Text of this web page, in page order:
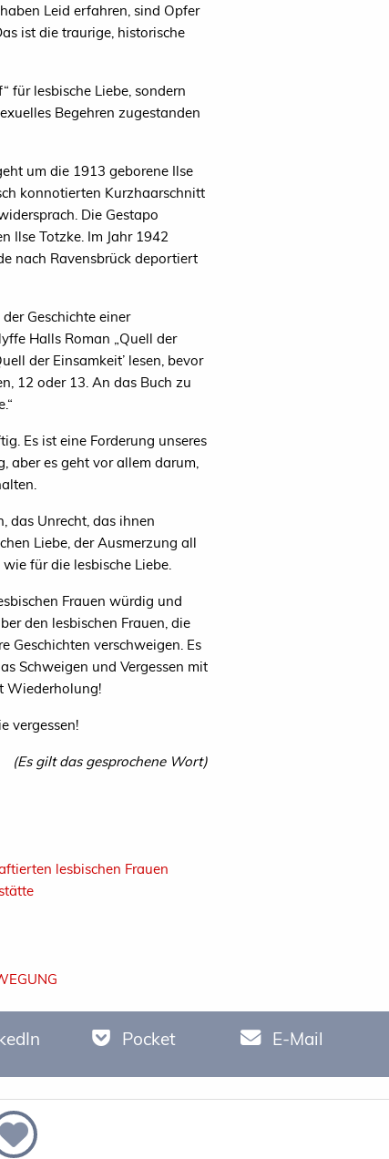
Leid erfahren, sind Opfer
ist die traurige, historische
für lesbische Liebe, sondern
Begehren zugestanden
um die 1913 geborene Ilse
konnotierten Kurzhaarschnitt
Die Gestapo
Ilse Totzke. Im Jahr 1942
nach Ravensbrück deportiert
Geschichte einer
Halls Roman „Quell der
der Einsamkeit’ lesen, bevor
12 oder 13. An das Buch zu
Es ist eine Forderung unseres
aber es geht vor allem darum,
das Unrecht, das ihnen
Liebe, der Ausmerzung all
für die lesbische Liebe.
Frauen würdig und
den lesbischen Frauen, die
Geschichten verschweigen. Es
Schweigen und Vergessen mit
Wiederholung!
vergessen!
(Es gilt das gesprochene Wort)
lesbischen Frauen
Pocket E-Mail